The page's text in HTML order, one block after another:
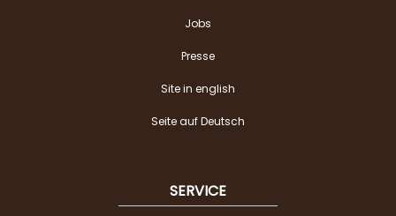
Jobs
Presse
Site in english
Seite auf Deutsch
SERVICE